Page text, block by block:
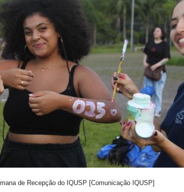
de Recepção do IQUSP [Comunicação IQUSP]